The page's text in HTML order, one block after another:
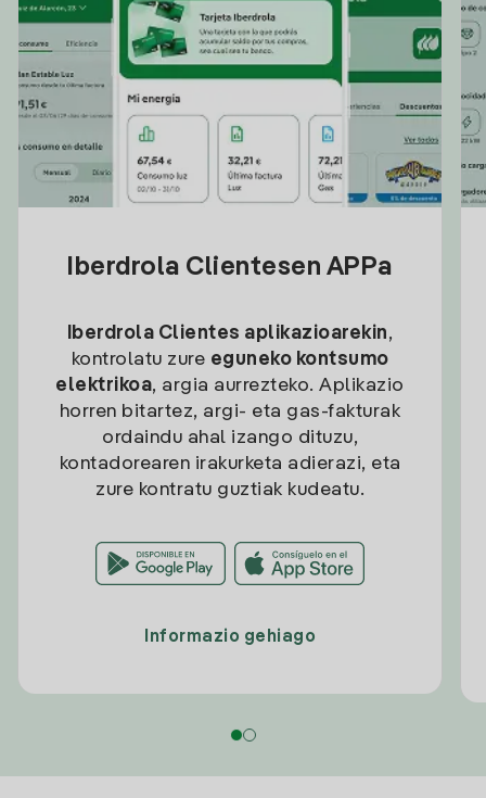
Iberdrola Clientesen APPa
Iberdrola Clientes aplikazioarekin,
kontrolatu zure eguneko kontsumo
elektrikoa, argia aurrezteko. Aplikazio
horren bitartez, argi- eta gas-fakturak
ordaindu ahal izango dituzu,
kontadorearen irakurketa adierazi, eta
zure kontratu guztiak kudeatu.
Informazio gehiago